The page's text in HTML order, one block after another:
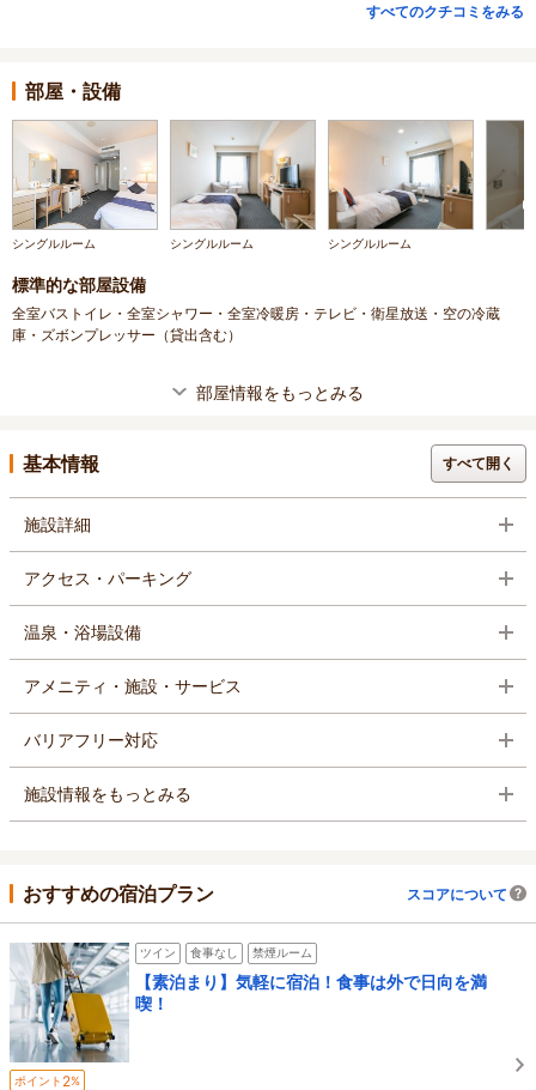
すべてのクチコミをみる
部屋・設備
シングルルーム シングルルーム シングルルーム
標準的な部屋設備
全室バストイレ・全室シャワー・全室冷暖房・テレビ・衛星放送・空の冷蔵
庫・ズボンプレッサー（貸出含む）
部屋情報をもっとみる
基本情報 すべて開く
施設詳細
アクセス・パーキング
温泉・浴場設備
アメニティ・施設・サービス
バリアフリー対応
施設情報をもっとみる
おすすめの宿泊プラン スコアについて
ツイン 食事なし 禁煙ルーム
【素泊まり】気軽に宿泊！食事は外で日向を満
喫！
ポイント 2%